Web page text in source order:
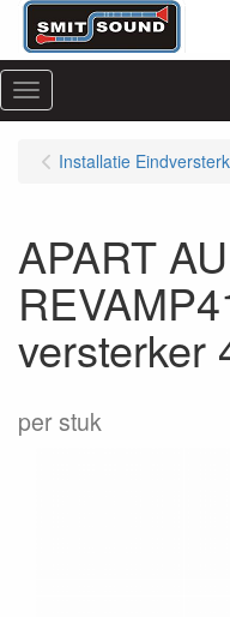
Menu
Installatie
APART
versterker
per stuk